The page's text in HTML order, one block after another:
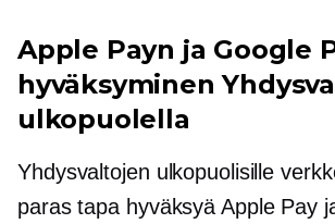
Apple Payn ja Google
hyväksyminen
ulkopuolella
Yhdysvaltojen ulkopuolisille
paras tapa hyväksyä Apple Pay